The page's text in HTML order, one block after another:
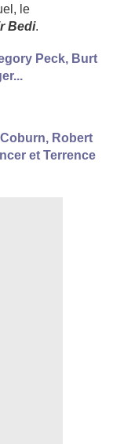
le
Bedi.
Peck, Burt
Robert
et Terrence